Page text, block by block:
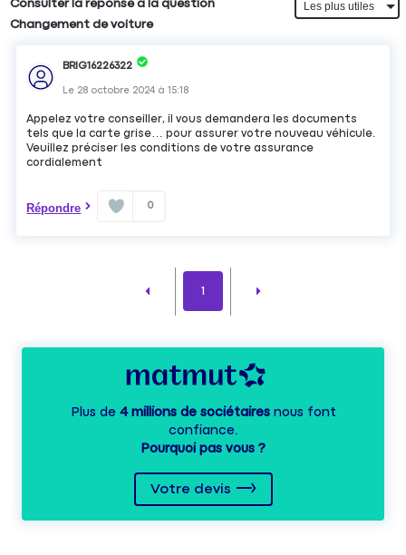
Consulter la réponse à la question
Changement de voiture
BRIG16226322
Le 28 octobre 2024 à15:18
Appelez votre conseiller, il vous demandera les documents
tels que la carte grise… pour assurer votre nouveau véhicule.
Veuillez préciser les conditions de votre assurance
cordialement
Répondre 0
1
Plus de 4 millions de sociétairesnous font
confiance.
Pourquoi pas vous ?
Votre devis